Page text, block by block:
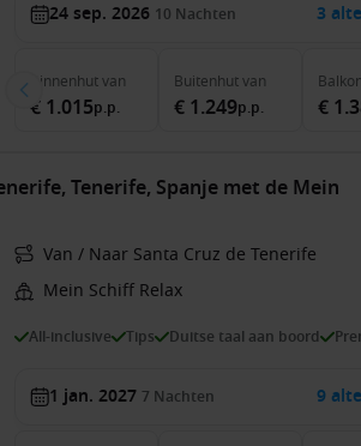
24 sep. 2026 10 Nachten 3
Binnenhutvan
€ 1.015p.p.
Buitenhutvan
€ 1.249p.p. €
Tenerife, Spanje met de Mein
Van / Naar Santa Cruz de Tenerife
Mein Schiff Relax
All-inclusive Tips Duitse taal aan boord
1 jan. 2027 7 Nachten 9